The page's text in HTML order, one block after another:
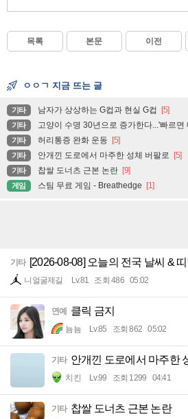
목록 본문 이전
ㅇㅇㄱ 지금 뜨는 글
기타 남자가 상상하는 G컵과 현실 G컵 [5]
기타 고양이 수명 30년으로 증가한다...'빠르면
기타 허리통증 완화 운동 [5]
기타 안개낀 도로에서 마주한 성체 버팔로 [5]
기타 찹쌀 도너츠 근본 논란 [9]
게임 스팀 무료 게임 - Breathedge [1]
기타 [2026-08-08] 오늘의 전국 날씨 & 띠
니얼굴제길 Lv.81 조회 486 05:02
연예 클릭 금지
뇸뇸 Lv.85 조회 862 05:02
기타 안개낀 도로에서 마주한
치킨 Lv.99 조회 1299 04:41
기타 찹쌀 도너츠 근본 논란